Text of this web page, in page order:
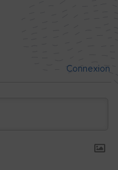
Connexion